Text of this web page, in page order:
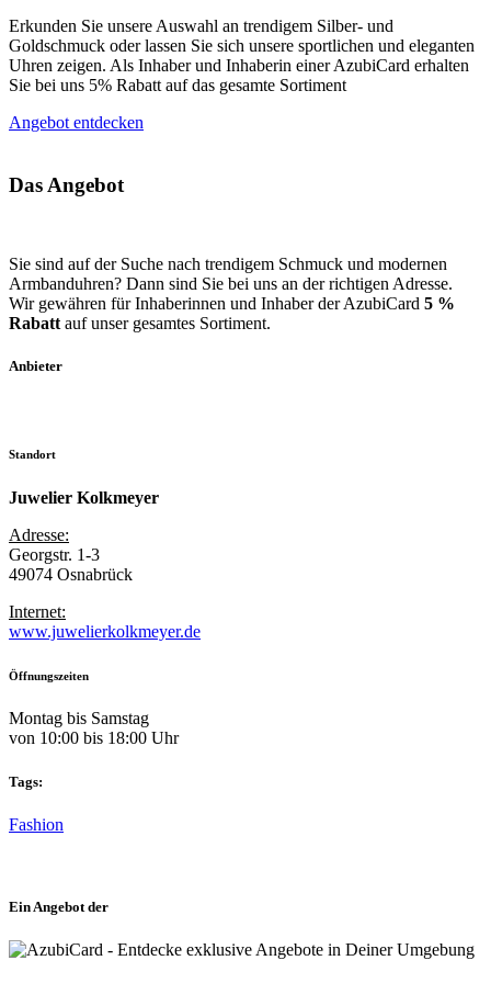
Erkunden Sie unsere Auswahl an trendigem Silber- und
Goldschmuck oder lassen Sie sich unsere sportlichen und eleganten
Uhren zeigen. Als Inhaber und Inhaberin einer AzubiCard erhalten
Sie bei uns 5% Rabatt auf das gesamte Sortiment
Angebot entdecken
Das Angebot
Sie sind auf der Suche nach trendigem Schmuck und modernen
Armbanduhren? Dann sind Sie bei uns an der richtigen Adresse.
Wir gewähren für Inhaberinnen und Inhaber der AzubiCard 5 %
Rabatt auf unser gesamtes Sortiment.
Anbieter
Standort
Juwelier Kolkmeyer
Adresse:
Georgstr. 1-3
49074 Osnabrück
Internet:
www.juwelierkolkmeyer.de
Öffnungszeiten
Montag bis Samstag
von 10:00 bis 18:00 Uhr
Tags:
Fashion
Ein Angebot der